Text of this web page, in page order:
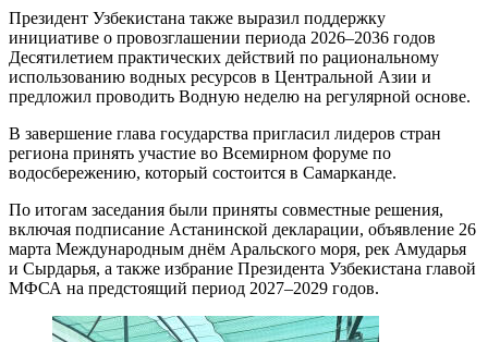
Президент Узбекистана также выразил поддержку
инициативе о провозглашении периода 2026–2036 годов
Десятилетием практических действий по рациональному
использованию водных ресурсов в Центральной Азии и
предложил проводить Водную неделю на регулярной основе.
В завершение глава государства пригласил лидеров стран
региона принять участие во Всемирном форуме по
водосбережению, который состоится в Самарканде.
По итогам заседания были приняты совместные решения,
включая подписание Астанинской декларации, объявление 26
марта Международным днём Аральского моря, рек Амударья
и Сырдарья, а также избрание Президента Узбекистана главой
МФСА на предстоящий период 2027–2029 годов.